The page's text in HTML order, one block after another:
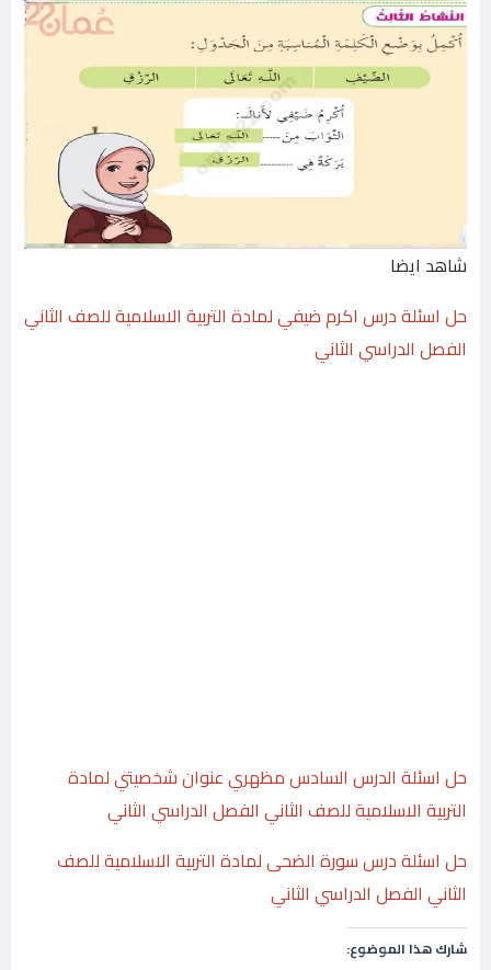
شاهد ايضا
حل اسئلة درس اكرم ضيفي لمادة التربية الاسلامية للصف الثاني
الفصل الدراسي الثاني
حل اسئلة الدرس السادس مظهري عنوان شخصيتي لمادة
التربية الاسلامية للصف الثاني الفصل الدراسي الثاني
حل اسئلة درس سورة الضحى لمادة التربية الاسلامية للصف
الثاني الفصل الدراسي الثاني
شارك هذا الموضوع: